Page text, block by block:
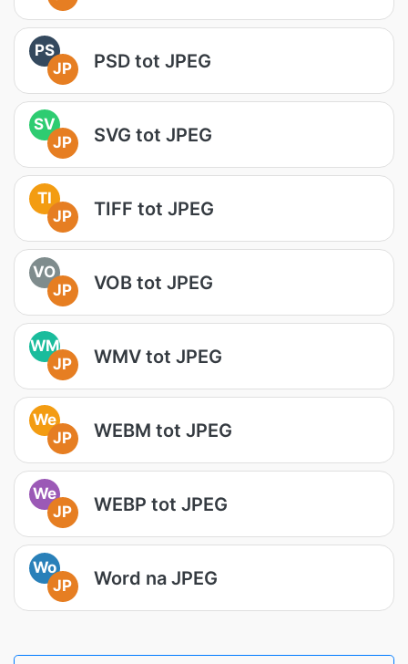
PS
JP
PSD tot JPEG
SV
JP
SVG tot JPEG
TI
JP
TIFF tot JPEG
VO
JP
VOB tot JPEG
WM
JP
WMV tot JPEG
We
JP
WEBM tot JPEG
We
JP
WEBP tot JPEG
Wo
JP
Word na JPEG